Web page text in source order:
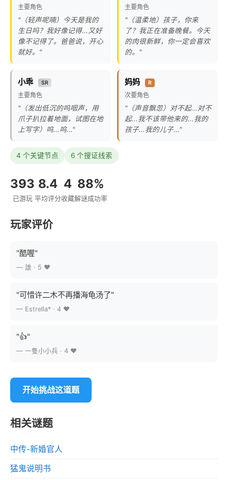
主要角色
"（轻声呢喃）今天是我的
生日吗？我好像记得...又好
像不记得了。爸爸说，开心
就好。"
主要角色
"（温柔地）孩子，你来
了？我正在准备晚餐。今天
的肉很新鲜，你一定会喜欢
的。"
小乖 SR
主要角色
"（发出低沉的呜咽声，用
爪子扒拉着地面，试图在地
上写字）呜...呜..."
妈妈 R
次要角色
"（声音飘忽）对不起...对不
起...我不该带他来的...我的
孩子...我的儿子..."
4 个关键节点 6 个搜证线索
393
已游玩
8.4
平均评分
4
收藏
88%
解谜成功率
玩家评价
"酷喔"
— 誰 · 5 ❤️
"可惜许二木不再播海龟汤了"
— Estrella* · 4 ❤️
"👍"
— 一隻小小兵 · 4 ❤️
开始挑战这道题
相关谜题
中传-新婚官人
猛鬼说明书